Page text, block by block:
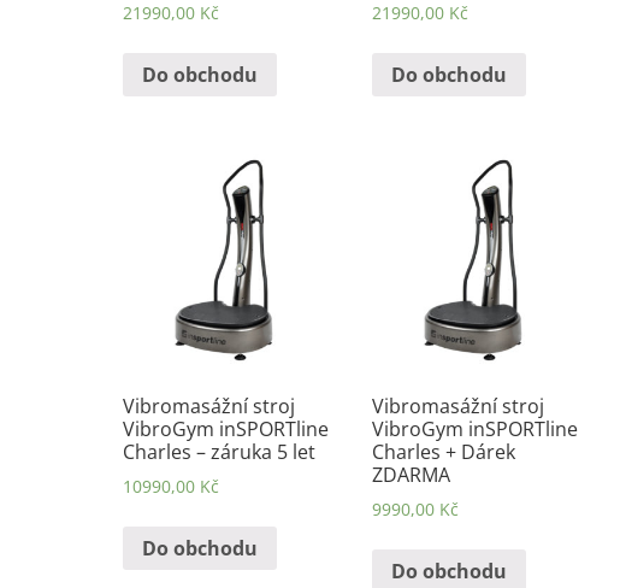
21990,00 Kč
Do obchodu
21990,00 Kč
Do obchodu
Vibromasážní stroj
VibroGym inSPORTline
Charles – záruka 5 let
10990,00 Kč
Do obchodu
Vibromasážní stroj
VibroGym inSPORTline
Charles + Dárek
ZDARMA
9990,00 Kč
Do obchodu